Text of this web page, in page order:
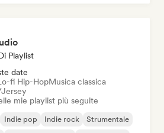
Playlist
date
fi Hip-HopMusica classica
mie playlist più seguite
Indie pop Indie rock
Strumentale